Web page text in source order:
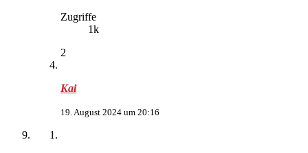
Zugriffe
1k
2
Kai
19. August 2024 um 20:16